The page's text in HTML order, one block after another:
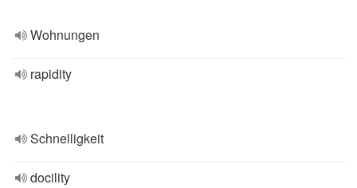
Wohnungen
rapidity
Schnelligkeit
docility